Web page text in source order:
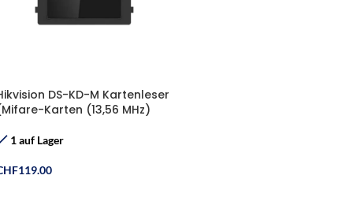
DS-KD-M Kartenleser
Karten (13,56 MHz)
1 auf Lager
119.00